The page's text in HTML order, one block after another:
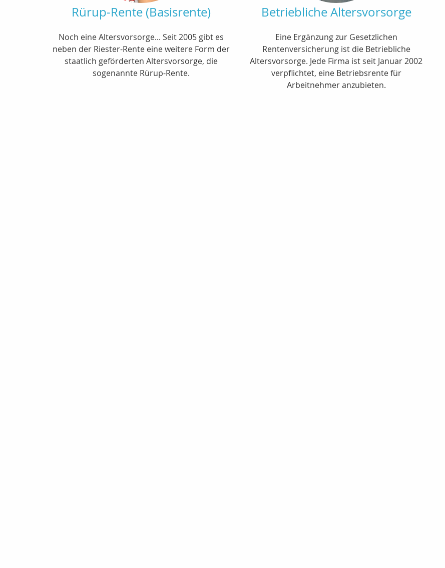
Rürup-Rente (Basisrente)
Noch eine Altersvorsorge... Seit 2005 gibt es
neben der Riester-Rente eine weitere Form der
staatlich geförderten Altersvorsorge, die
sogenannte Rürup-Rente.
Betriebliche Altersvorsorge
Eine Ergänzung zur Gesetzlichen
Rentenversicherung ist die Betriebliche
Altersvorsorge. Jede Firma ist seit Januar 2002
verpflichtet, eine Betriebsrente für
Arbeitnehmer anzubieten.